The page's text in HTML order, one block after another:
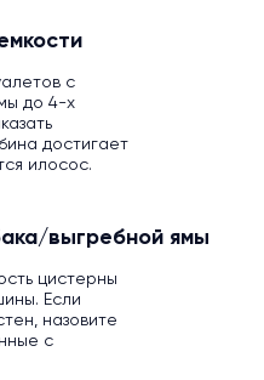
с
до 4-х
достигает
илосос.
выгребной ямы
цистерны
Если
назовите
с